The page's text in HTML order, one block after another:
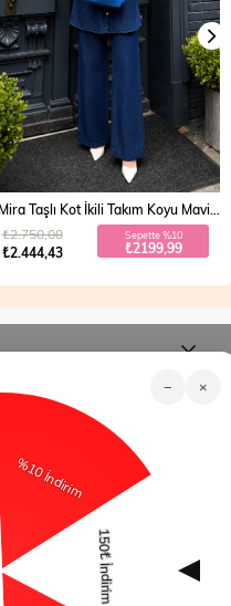
Mira Taşlı Kot İkili Takım Koyu Mavi 19286
₺2.444,43
₺2.750,00 Sepette %10
₺2199,99
- Tüm Hakları Saklıdır.
− ×